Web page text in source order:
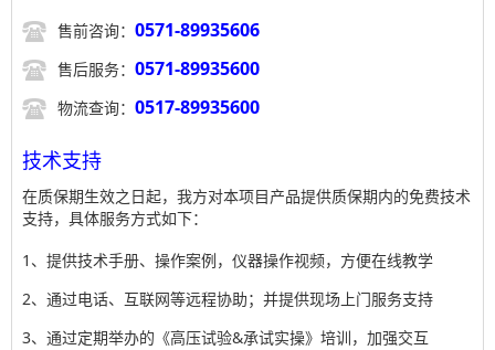
 售前咨询： 0571-89935606
 售后服务： 0571-89935600
 物流查询： 0517-89935600
技术支持
在质保期生效之日起，我方对本项目产品提供质保期内的免费技术
支持，具体服务方式如下：
1、提供技术手册、操作案例，仪器操作视频，方便在线教学
2、通过电话、互联网等远程协助；并提供现场上门服务支持
3、通过定期举办的《高压试验&承试实操》培训，加强交互